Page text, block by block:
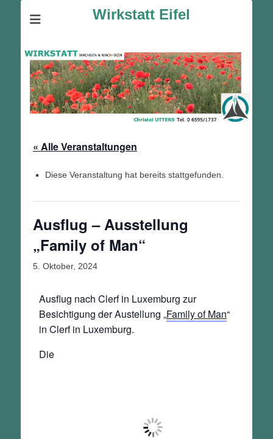
Wirkstatt Eifel
« Alle Veranstaltungen
Diese Veranstaltung hat bereits stattgefunden.
Ausflug – Ausstellung
„Family of Man“
5. Oktober, 2024
Ausflug nach Clerf in Luxemburg zur
Besichtigung der Austellung „Family of Man“
in Clerf in Luxemburg.
Die